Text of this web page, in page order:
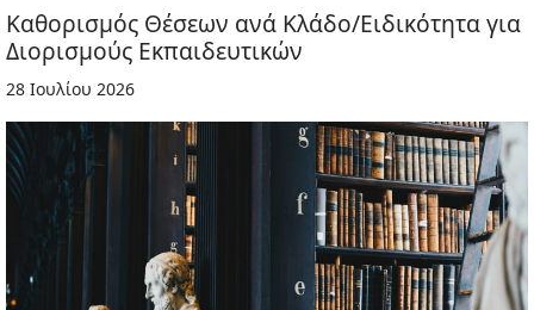
Καθορισμός Θέσεων ανά Κλάδο/Ειδικότητα για
Διορισμούς Εκπαιδευτικών
28 Ιουλίου 2026